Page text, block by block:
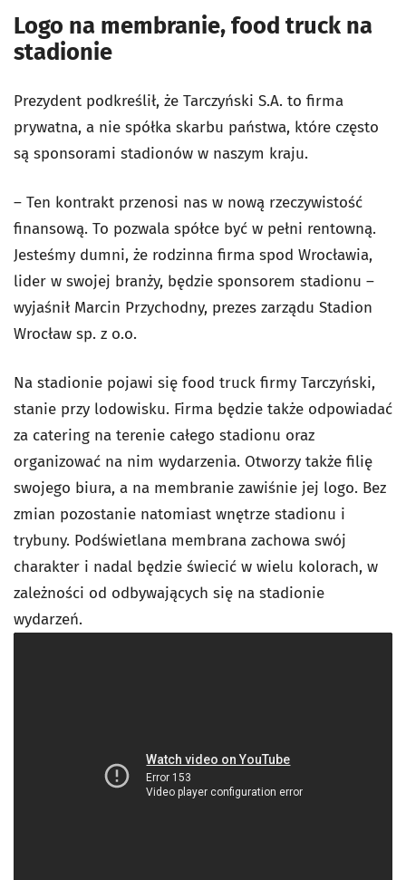
Logo na membranie, food truck na
stadionie
Prezydent podkreślił, że Tarczyński S.A. to firma
prywatna, a nie spółka skarbu państwa, które często
są sponsorami stadionów w naszym kraju.
– Ten kontrakt przenosi nas w nową rzeczywistość
finansową. To pozwala spółce być w pełni rentowną.
Jesteśmy dumni, że rodzinna firma spod Wrocławia,
lider w swojej branży, będzie sponsorem stadionu –
wyjaśnił Marcin Przychodny, prezes zarządu Stadion
Wrocław sp. z o.o.
Na stadionie pojawi się food truck firmy Tarczyński,
stanie przy lodowisku. Firma będzie także odpowiadać
za catering na terenie całego stadionu oraz
organizować na nim wydarzenia. Otworzy także filię
swojego biura, a na membranie zawiśnie jej logo. Bez
zmian pozostanie natomiast wnętrze stadionu i
trybuny. Podświetlana membrana zachowa swój
charakter i nadal będzie świecić w wielu kolorach, w
zależności od odbywających się na stadionie
wydarzeń.